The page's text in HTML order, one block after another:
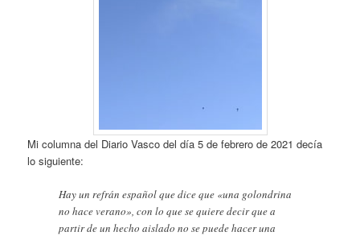
Mi columna del Diario Vasco del día 5 de febrero de 2021 decía
lo siguiente:
Hay un refrán español que dice que «una golondrina
no hace verano», con lo que se quiere decir que a
partir de un hecho aislado no se puede hacer una